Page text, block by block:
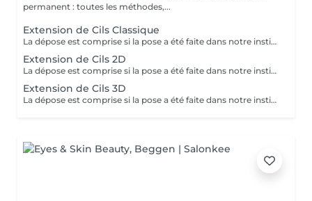
permanent : toutes les méthodes,...
Extension de Cils Classique
La dépose est comprise si la pose a été faite dans notre institut. Dans le cas contraire, celle-ci sera facturée 20€.
Extension de Cils 2D
La dépose est comprise si la pose a été faite dans notre institut. Dans le cas contraire, celle-ci sera facturée 20€.
Extension de Cils 3D
La dépose est comprise si la pose a été faite dans notre institut. Dans le cas contraire, celle-ci sera facturée 20€.